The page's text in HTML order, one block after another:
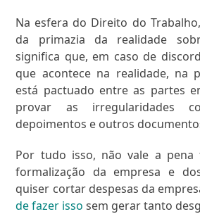
Na esfera do Direito do
da primazia da realidade
significa que, em caso de
que acontece na realidade, na
está pactuado entre as partes
provar as irregularidades
depoimentos e outros
Por tudo isso, não vale a pena
formalização da empresa e
quiser cortar despesas da
de fazer isso sem gerar tanto